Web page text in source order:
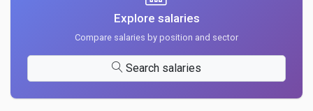
Explore salaries
Compare salaries by position and sector
Search salaries